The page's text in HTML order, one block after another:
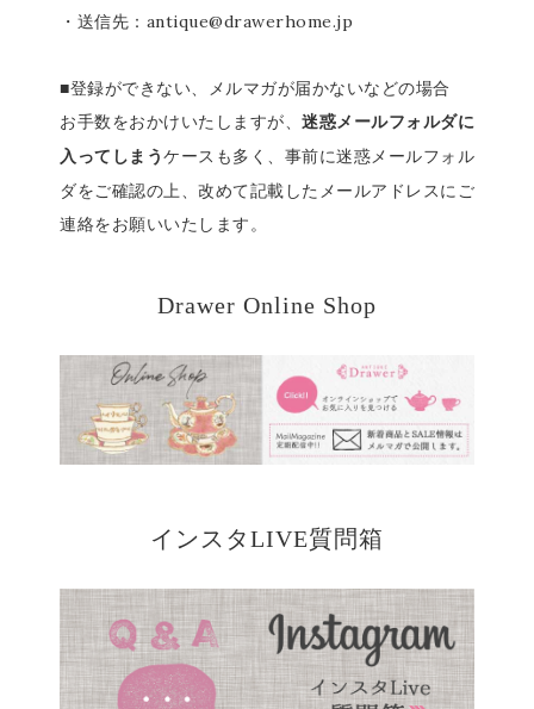
・送信先：antique@drawerhome.jp
■登録ができない、メルマガが届かないなどの場合
お手数をおかけいたしますが、 迷惑メールフォルダに
入ってしまう ケースも多く、事前に迷惑メールフォル
ダをご確認の上、改めて記載したメールアドレスにご
連絡をお願いいたします。
Drawer Online Shop
インスタLIVE質問箱